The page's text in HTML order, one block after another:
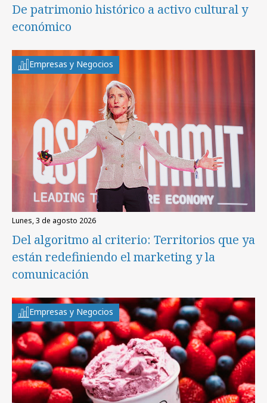
De patrimonio histórico a activo cultural y
económico
Empresas y Negocios
lunes, 3 de agosto 2026
Del algoritmo al criterio: Territorios que ya
están redefiniendo el marketing y la
comunicación
Empresas y Negocios